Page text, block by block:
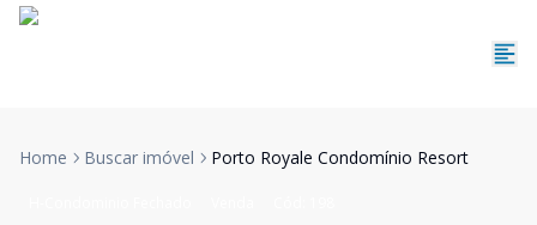
Home Buscar imóvel Porto Royale Condomínio Resort